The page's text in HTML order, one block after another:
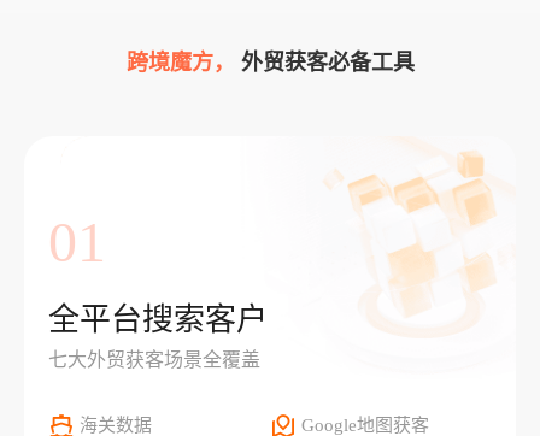
跨境魔方， 外贸获客必备工具
01
全平台搜索客户
七大外贸获客场景全覆盖
海关数据 Google地图获客